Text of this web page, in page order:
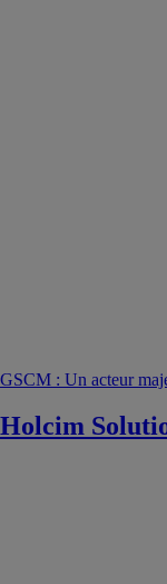
GSCM : Un acteur
Holcim